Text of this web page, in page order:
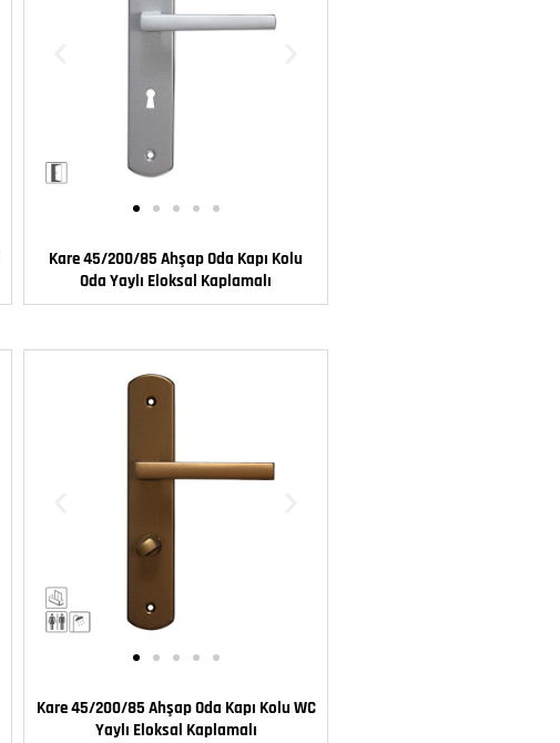
Kare 45/200/85 Ahşap Oda Kapı Kolu
Oda Yaylı Eloksal Kaplamalı
Kare 45/200/85 Ahşap Oda Kapı Kolu WC
Yaylı Eloksal Kaplamalı